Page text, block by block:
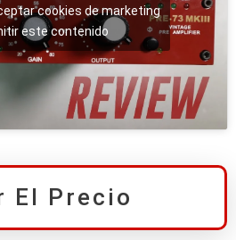
cookies de marketing
este contenido
El Precio